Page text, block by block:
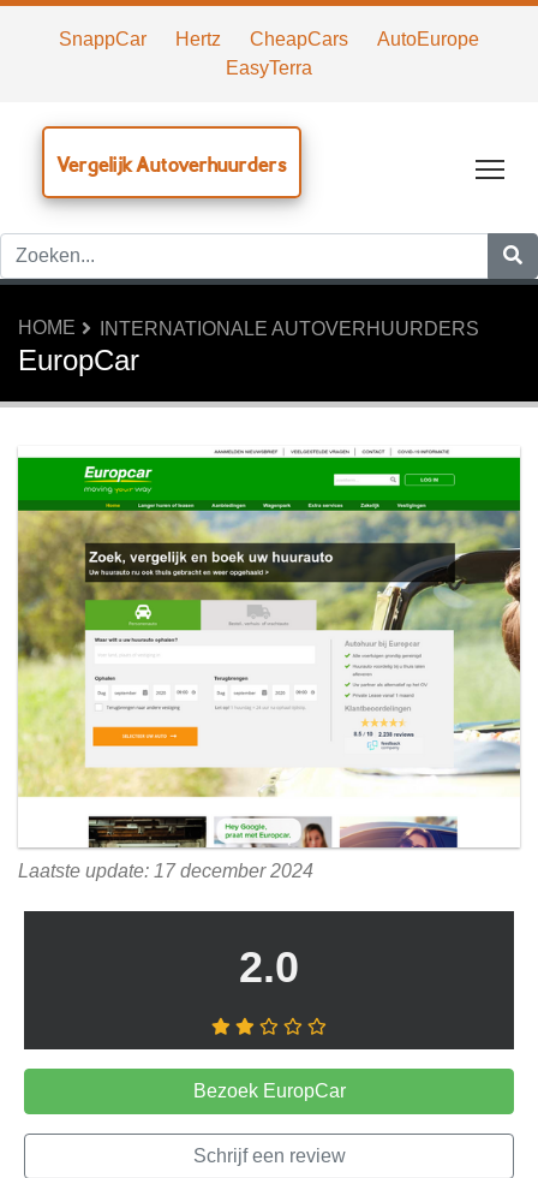
SnappCar Hertz CheapCars
AutoEurope
EasyTerra
Vergelijk Autoverhuurders
HOME INTERNATIONALE AUTOVERHUURDERS
EuropCar
Laatste update: 17 december 2024
2.0
Bezoek EuropCar
Schrijf een review